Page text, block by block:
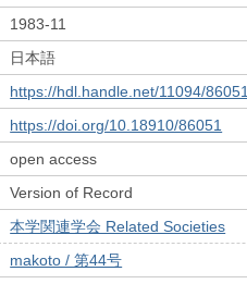
1983-11
日本語
https://hdl.handle.net/11094/86051
https://doi.org/10.18910/86051
open access
Version of Record
本学関連学会 Related Societies
makoto / 第44号